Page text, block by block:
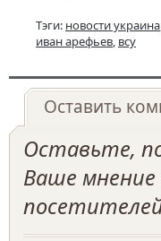
Тэги: новости украина
иван арефьев, всу
Оставить
Оставьте,
Ваше мнение